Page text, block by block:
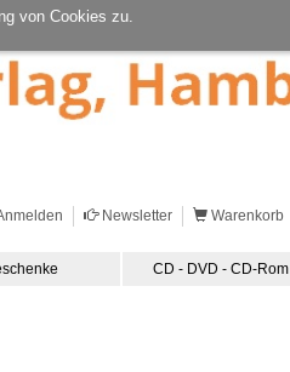
von Cookies zu.
Newsletter Warenkorb
CD - DVD - CD-Rom